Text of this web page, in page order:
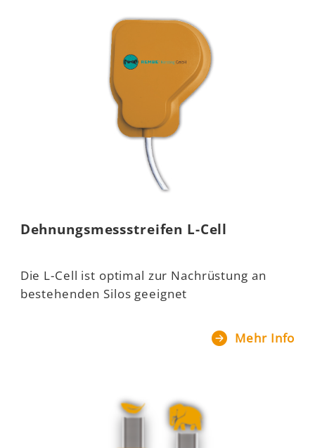
Dehnungsmessstreifen L-Cell
Die L-Cell ist optimal zur Nachrüstung an
bestehenden Silos geeignet
Mehr Info